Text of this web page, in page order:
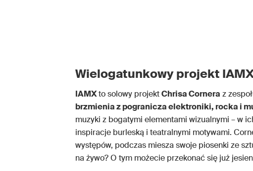
Wielogatunkowy projekt
IAMXto solowy projektChrisa Cornera z
brzmienia z pogranicza elektroniki, rocka i
muzyki z bogatymi elementami wizualnymi – w
inspiracje burleską i teatralnymi motywami.
występów, podczas miesza swoje piosenki ze
na żywo? O tym możecie przekonać się już